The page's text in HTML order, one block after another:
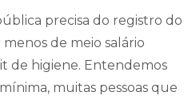
precisa do registro do
de meio salário
de higiene. Entendemos
muitas pessoas que